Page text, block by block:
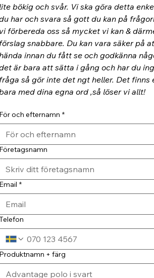
bökig och svår. Vi ska göra detta
har och svara så gott du kan på
förbereda oss så mycket vi kan &
snabbare. Du kan vara säker på
innan du fått se och godkänna
är bara att sätta i gång och har du
så gör inte det ngt heller. Det finns
med dina egna ord ,så löser vi allt!
och efternamn *
*
+ färg